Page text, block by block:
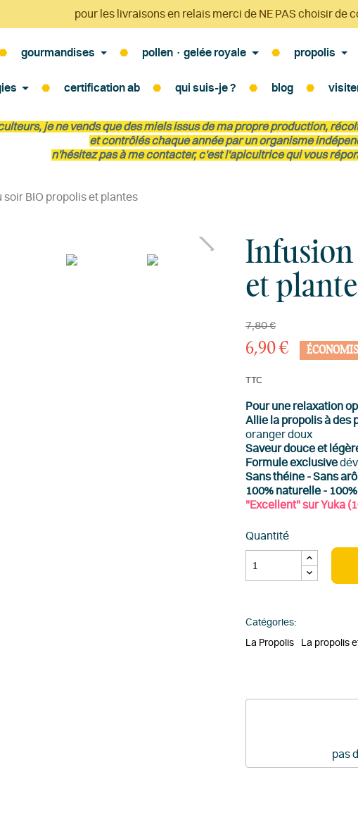
pour les livraisons en relais merci de NE PAS choisir de
gourmandises pollen · gelée royale propolis
certification ab qui suis-je ? blog
je ne vends que des miels issus de ma propre production,
et contrôlés chaque année par un organisme
n'hésitez pas à me contacter, c'est l'apicultrice qui vous
soir BIO propolis et plantes
Infusion
et
7,80 €
6,90 €
TTC
Pour une relaxation
Allie la propolis à des
oranger doux
Saveur douce et
Formule exclusive
Sans théine - Sans
100% naturelle -
"Excellent" sur Yuka
Quantité
Catégories:
La Propolis La propolis
pas